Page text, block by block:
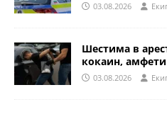
03.08.2026
Шестима в
кокаин,
03.08.2026